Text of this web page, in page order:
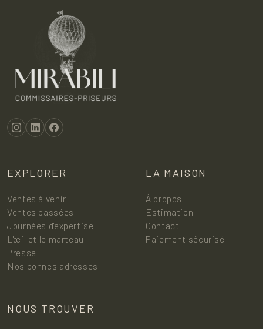
EXPLORER
Ventes à venir
Ventes passées
Journées d'expertise
L'œil et le marteau
Presse
Nos bonnes adresses
LA MAISON
À propos
Estimation
Contact
Paiement sécurisé
NOUS TROUVER